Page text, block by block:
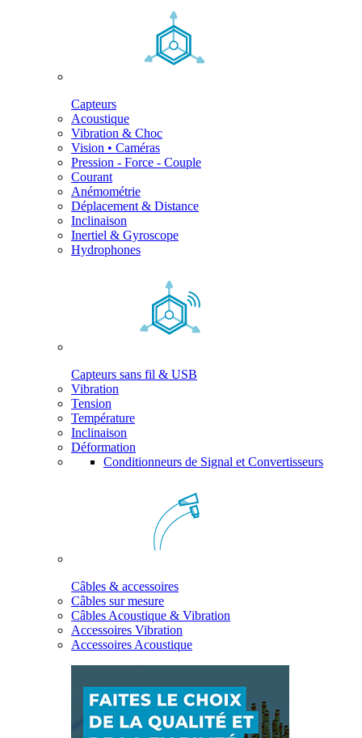
Capteurs
Acoustique
Vibration & Choc
Vision • Caméras
Pression - Force - Couple
Courant
Anémométrie
Déplacement & Distance
Inclinaison
Inertiel & Gyroscope
Hydrophones
Capteurs sans fil & USB
Vibration
Tension
Température
Inclinaison
Déformation
Conditionneurs de Signal et Convertisseurs
Câbles & accessoires
Câbles sur mesure
Câbles Acoustique & Vibration
Accessoires Vibration
Accessoires Acoustique